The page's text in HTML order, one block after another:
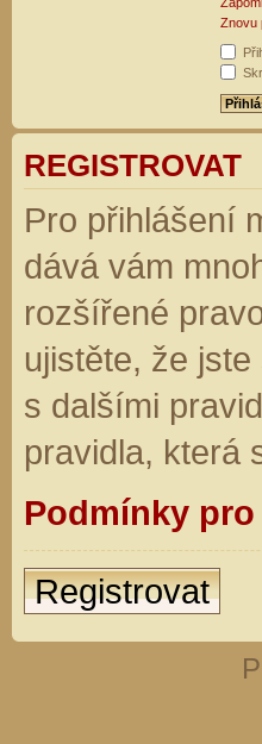
Znovu
REGISTROVAT
Pro přihlášení
dává vám
rozšířené
ujistěte, že
s dalšími
pravidla, která
Podmínky
Registrovat